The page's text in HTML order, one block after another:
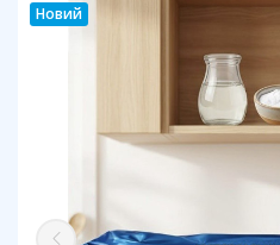
Новий